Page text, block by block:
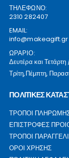
ΤΗΛΕΦΩΝΟ:
2310 282407
EMAIL:
info@makeagift.gr
ΩΡΑΡΙΟ:
Δευτέρα και
Τρίτη,Πέμπτη,
ΠΟΛΙΤΙΚΕΣ
ΤΡΟΠΟΙ
ΕΠΙΣΤΡΟΦΕΣ
ΤΡΟΠΟΙ
ΟΡΟΙ ΧΡΗΣΗΣ